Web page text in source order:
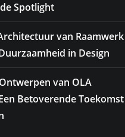
Spotlight
van Raamwerk
in Design
van OLA
Betoverende Toekomst